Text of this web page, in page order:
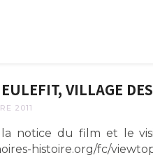
VILLAGE
2011
notice du film et le
histoire.org/fc/